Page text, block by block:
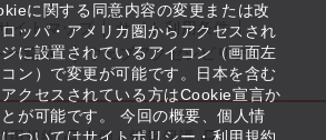
に関する同意内容の変更または改
ッパ・アメリカ圏からアクセスされ
に設置されているアイコン（画面左
ン）で変更が可能です。日本を含む
クセスされている方はCookie宣言か
が可能です。 今回の概要、個人情
イトマップ
サイト利用条件
一覧
ウェブアクセシビリティ